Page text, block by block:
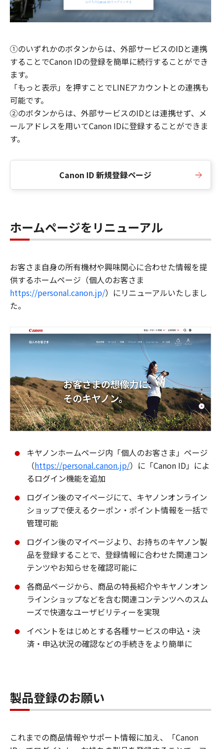
①のいずれかのボタンからは、外部サービスのIDと連携
することでCanon IDの登録を簡単に続行することができ
ます。
「もっと表示」を押すことでLINEアカウントとの連携も
可能です。
②のボタンからは、外部サービスのIDとは連携せず、メ
ールアドレスを用いてCanon IDに登録することができま
す。
Canon ID 新規登録ページ
ホームページをリニューアル
お客さま自身の所有機材や興味関心に合わせた情報を提
供するホームページ（個人のお客さま
https://personal.canon.jp/）にリニューアルいたしまし
た。
キヤノンホームページ内「個人のお客さま」ページ
（https://personal.canon.jp/）に「Canon ID」によ
るログイン機能を追加
ログイン後のマイページにて、キヤノンオンライン
ショップで使えるクーポン・ポイント情報を一括で
管理可能
ログイン後のマイページより、お持ちのキヤノン製
品を登録することで、登録情報に合わせた関連コン
テンツやお知らせを確認可能に
各商品ページから、商品の特長紹介やキヤノンオン
ラインショップなどを含む関連コンテンツへのスム
ーズで快適なユーザビリティーを実現
イベントをはじめとする各種サービスの申込・決
済・申込状況の確認などの手続きをより簡単に
製品登録のお願い
これまでの商品情報やサポート情報に加え、「Canon